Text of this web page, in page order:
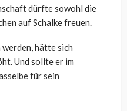
dürfte sowohl die
auf Schalke freuen.
hätte sich
Und sollte er im
für sein